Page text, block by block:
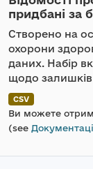
придбані за
Створено на
охорони
даних. Набір
щодо залишків
CSV
Ви можете
(see